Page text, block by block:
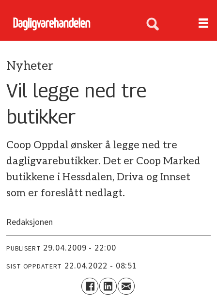
Nyheter
Vil legge ned tre
butikker
Coop Oppdal ønsker å legge ned tre
dagligvarebutikker. Det er Coop Marked
butikkene i Hessdalen, Driva og Innset
som er foreslått nedlagt.
Redaksjonen
PUBLISERT 29.04.2009 - 22:00
SIST OPPDATERT 22.04.2022 - 08:51